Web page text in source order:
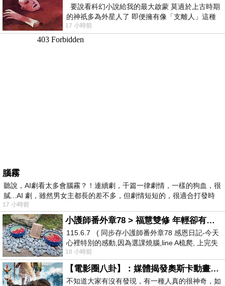
要說看科幻小說給我的最大啟蒙 莫過於上古時期
的神祇多為外星人了 即便擁有像「支離人」這種
驚世駭俗的神通法門 也未必讀
17 小時前
腦霧
聽說，AI劇看太多會腦霧？！連續劇，千篇一律劇情，一樣的狗血，很
膩...AI 劇，雖然男女主都長的差不多，但劇情短短的，很適合打發時
17 小時前
小護師番外章78 > 福慧雙修 年輕卻有個老靈魂 ㄑ金剛經〉podcast
115.6.7 ( 同步存小護師番外章78 感恩日記-今天
心裡特別的感動,因為選課燒腦,line A梳爬, 上完失
智課的她,特來傾
18 小時前
【電影圈八卦】：媒體揭發奧斯卡動畫項目投票醜聞！好萊塢為什麼看不起動畫電影？
不知道大家有沒有發現，有一種人真的很神奇，如